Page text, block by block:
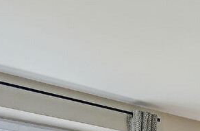
Imprimer
Calculer mon budget